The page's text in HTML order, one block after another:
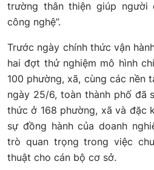
trường thân thiện giúp người
công nghệ”.
Trước ngày chính thức vận
hai đợt thử nghiệm mô hình
100 phường, xã, cùng các nền
ngày 25/6, toàn thành phố đã
thức ở 168 phường, xã và đặc
sự đồng hành của doanh
trò quan trọng trong việc
thuật cho cán bộ cơ sở.